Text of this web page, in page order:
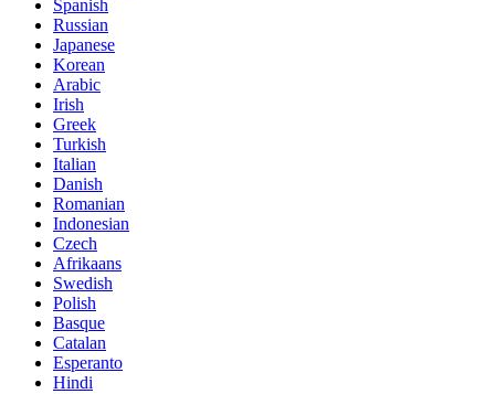
Spanish
Russian
Japanese
Korean
Arabic
Irish
Greek
Turkish
Italian
Danish
Romanian
Indonesian
Czech
Afrikaans
Swedish
Polish
Basque
Catalan
Esperanto
Hindi